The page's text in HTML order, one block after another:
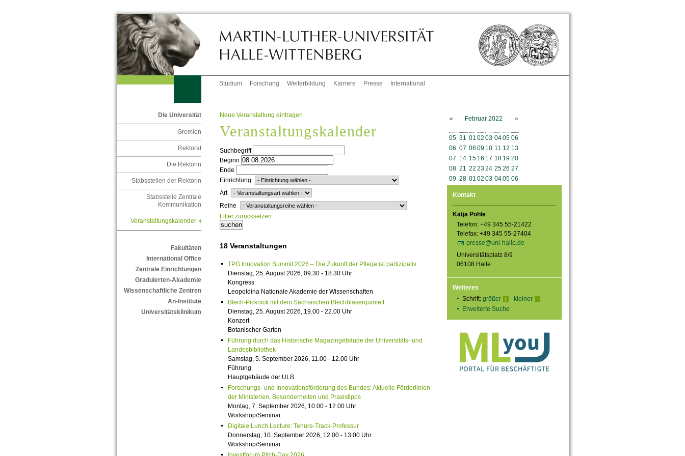
Studium Forschung Weiterbildung Karriere Presse International
Die Universität
Gremien
Rektorat
Die Rektorin
Stabsstellen der Rektorin
Stabsstelle Zentrale
Kommunikation
Veranstaltungskalender
Fakultäten
International Office
Zentrale Einrichtungen
Graduierten-Akademie
Wissenschaftliche Zentren
An-Institute
Universitätsklinikum
« Februar 2022
»
05 31 01 02 03 0405 06
06 07 0809 10 11 12 13
07 14 15 16 17 18 19 20
08 21 22 2324 2526 27
09 28 01 02 03 0405 06
Kontakt
Katja Pohle
Telefon: +49 345 55-21422
Telefax: +49 345 55-27404
presse@uni-halle.de
Universitätsplatz 8/9
06108 Halle
Weiteres
Schrift: größer
kleiner
Erweiterte Suche
Neue Veranstaltung eintragen
Veranstaltungskalender
Suchbegriff
Beginn
Ende
Einrichtung
Art
Reihe
Filter zurücksetzen
18 Veranstaltungen
TPG Innovation Summit 2026 – Die Zukunft der Pflege ist partizipativ
Dienstag, 25. August 2026, 09.30 - 18.30 Uhr
Kongress
Leopoldina Nationale Akademie der Wissenschaften
Blech-Picknick mit dem Sächsischen Blechbläserquintett
Dienstag, 25. August 2026, 19.00 - 22.00 Uhr
Konzert
Botanischer Garten
Führung durch das Historische Magazingebäude der Universitäts- und
Landesbibliothek
Samstag, 5. September 2026, 11.00 - 12.00 Uhr
Führung
Hauptgebäude der ULB
Forschungs- und Innovationsförderung des Bundes: Aktuelle Förderlinien
der Ministerien, Besonderheiten und Praxistipps
Montag, 7. September 2026, 10.00 - 12.00 Uhr
Workshop/Seminar
Digitale Lunch Lecture: Tenure-Track-Professur
Donnerstag, 10. September 2026, 12.00 - 13.00 Uhr
Workshop/Seminar